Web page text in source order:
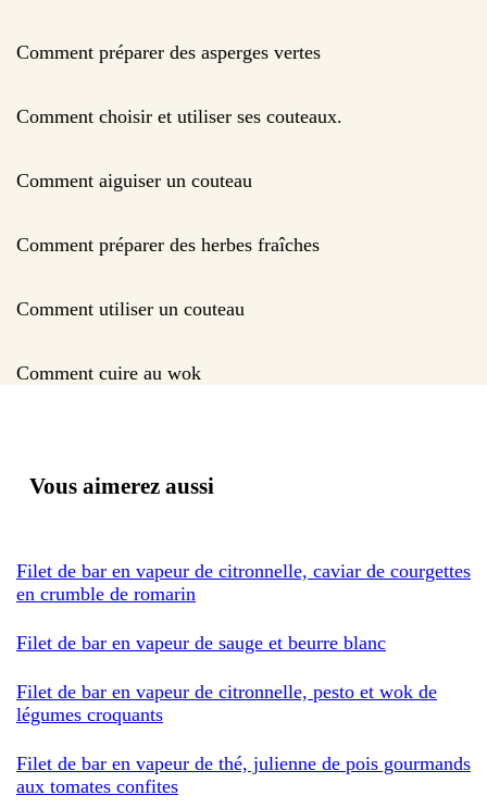
Comment préparer des asperges vertes
Comment choisir et utiliser ses couteaux.
Comment aiguiser un couteau
Comment préparer des herbes fraîches
Comment utiliser un couteau
Comment cuire au wok
Vous aimerez aussi
Filet de bar en vapeur de citronnelle, caviar de courgettes
en crumble de romarin
Filet de bar en vapeur de sauge et beurre blanc
Filet de bar en vapeur de citronnelle, pesto et wok de
légumes croquants
Filet de bar en vapeur de thé, julienne de pois gourmands
aux tomates confites